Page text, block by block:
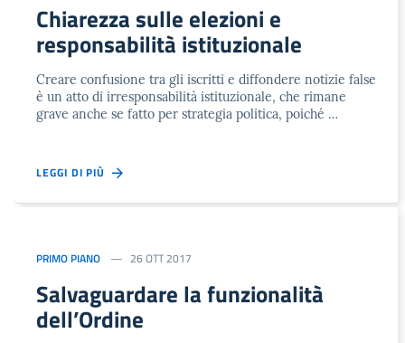
Chiarezza sulle elezioni e
responsabilità istituzionale
Creare confusione tra gli iscritti e diffondere notizie false
è un atto di irresponsabilità istituzionale, che rimane
grave anche se fatto per strategia politica, poiché …
LEGGI DI PIÙ
PRIMO PIANO 26 OTT 2017
Salvaguardare la funzionalità
dell’Ordine